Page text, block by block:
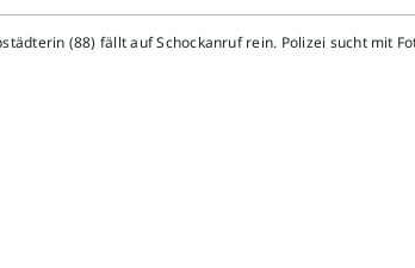
(88) fällt auf Schockanruf rein. Polizei sucht mit